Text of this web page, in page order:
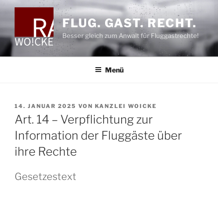
Zum
springen
FLUG. GAST. RECHT.
Besser gleich zum Anwalt für Fluggastrechte!
Menü
VERÖFFENTLICHT
AM
14. JANUAR 2025 VON KANZLEI WOICKE
Art. 14 – Verpflichtung zur
Information der Fluggäste über
ihre Rechte
Gesetzestext